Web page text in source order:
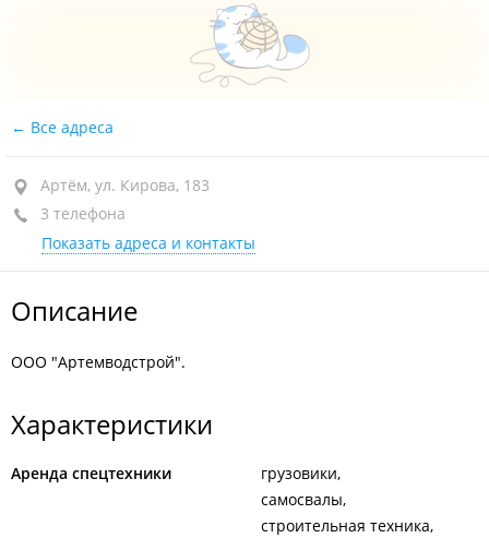
Все адреса
Артём, ул. Кирова, 183
3 телефона
Показать адреса и контакты
Описание
ООО "Артемводстрой".
Характеристики
Аренда спецтехники
грузовики
самосвалы
строительная техника